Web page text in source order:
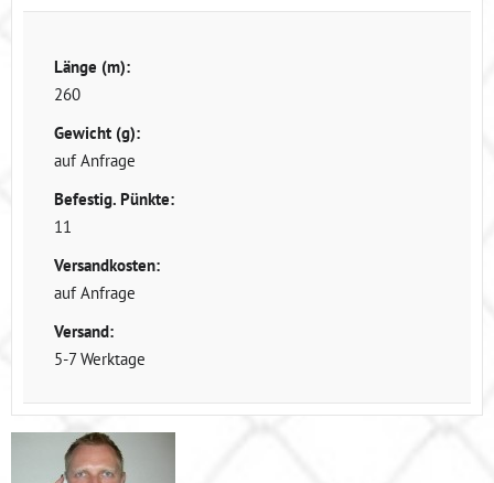
Länge (m):
260
Gewicht (g):
auf Anfrage
Befestig. Pünkte:
11
Versandkosten:
auf Anfrage
Versand:
5-7 Werktage